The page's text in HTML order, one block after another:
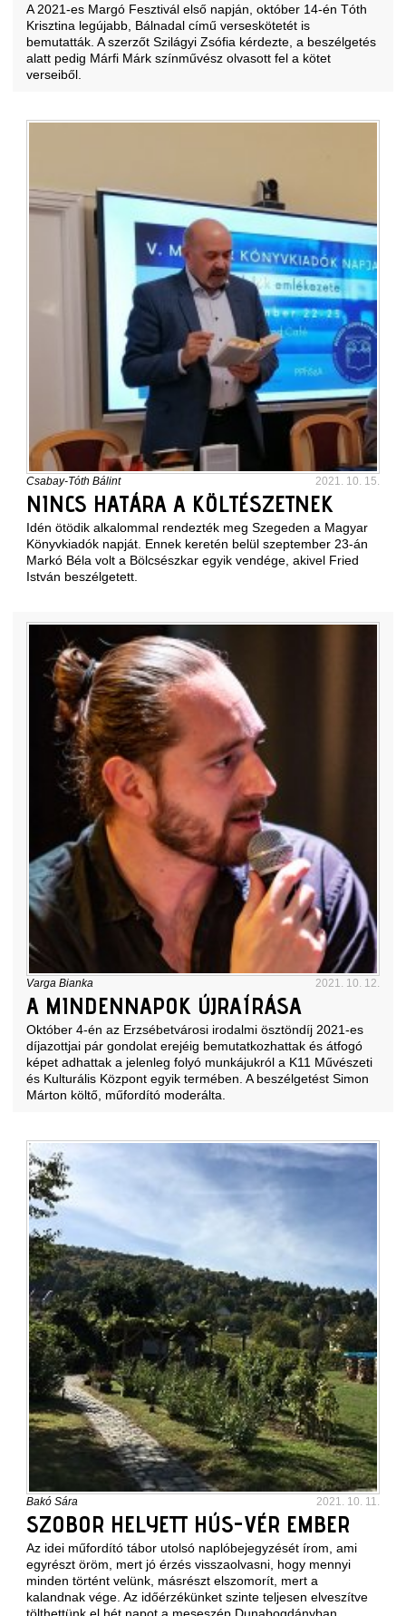
A 2021-es Margó Fesztivál első napján, október 14-én Tóth
Krisztina legújabb, Bálnadal című verseskötetét is
bemutatták. A szerzőt Szilágyi Zsófia kérdezte, a beszélgetés
alatt pedig Márfi Márk színművész olvasott fel a kötet
verseiből.
Csabay-Tóth Bálint 2021. 10. 15.
NINCS HATÁRA A KÖLTÉSZETNEK
Idén ötödik alkalommal rendezték meg Szegeden a Magyar
Könyvkiadók napját. Ennek keretén belül szeptember 23-án
Markó Béla volt a Bölcsészkar egyik vendége, akivel Fried
István beszélgetett.
Varga Bianka 2021. 10. 12.
A MINDENNAPOK ÚJRAÍRÁSA
Október 4-én az Erzsébetvárosi irodalmi ösztöndíj 2021-es
díjazottjai pár gondolat erejéig bemutatkozhattak és átfogó
képet adhattak a jelenleg folyó munkájukról a K11 Művészeti
és Kulturális Központ egyik termében. A beszélgetést Simon
Márton költő, műfordító moderálta.
Bakó Sára 2021. 10. 11.
SZOBOR HELYETT HÚS-VÉR EMBER
Az idei műfordító tábor utolsó naplóbejegyzését írom, ami
egyrészt öröm, mert jó érzés visszaolvasni, hogy mennyi
minden történt velünk, másrészt elszomorít, mert a
kalandnak vége. Az időérzékünket szinte teljesen elveszítve